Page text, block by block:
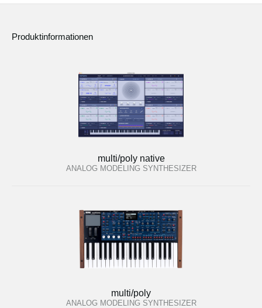
Produktinformationen
multi/poly native
ANALOG MODELING SYNTHESIZER
multi/poly
ANALOG MODELING SYNTHESIZER